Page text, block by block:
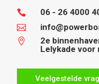
 06 - 26 4000


2e
Lelykade voor
Veelgestelde